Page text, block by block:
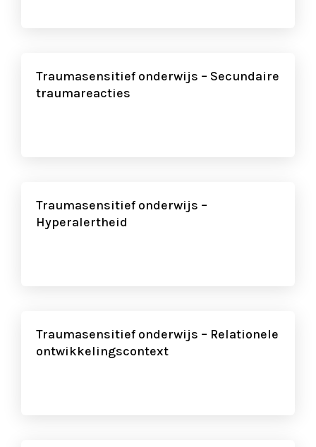
Traumasensitief onderwijs – Secundaire
traumareacties
Traumasensitief onderwijs –
Hyperalertheid
Traumasensitief onderwijs – Relationele
ontwikkelingscontext